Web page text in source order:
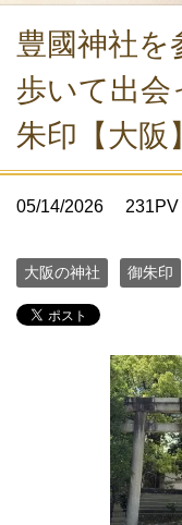
豊國神社を
歩いて出会
朱印【大阪】
05/14/2026 231PV
大阪の神社 御朱印